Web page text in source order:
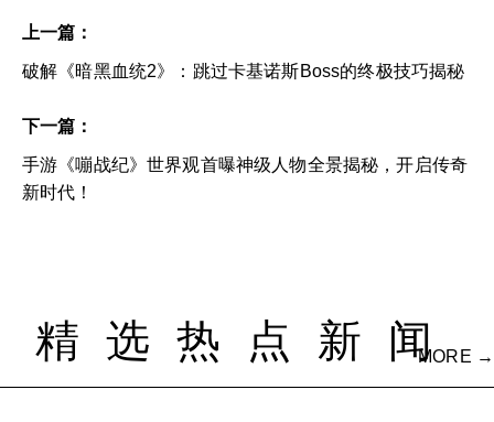
上一篇：
破解《暗黑血统2》：跳过卡基诺斯Boss的终极技巧揭秘
下一篇：
手游《嘣战纪》世界观首曝神级人物全景揭秘，开启传奇
新时代！
精选热点新闻
MORE →